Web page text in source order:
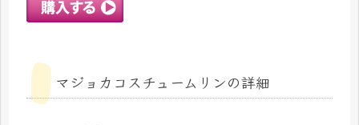
マジョカコスチュームリンの詳細